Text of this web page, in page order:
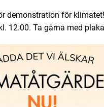
demonstration för
12.00. Ta gärna med